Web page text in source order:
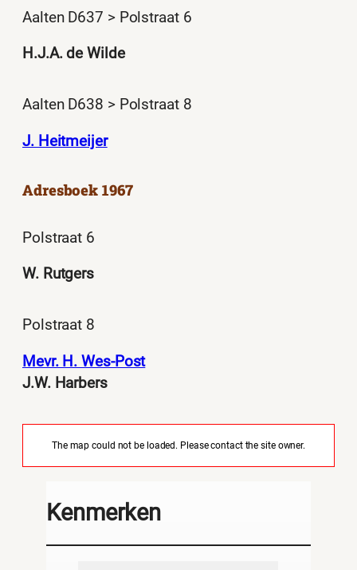
Aalten D637 > Polstraat 6
H.J.A. de Wilde
Aalten D638 > Polstraat 8
J. Heitmeijer
Adresboek 1967
Polstraat 6
W. Rutgers
Polstraat 8
Mevr. H. Wes-Post
J.W. Harbers
The map could not be loaded. Please contact the site owner.
Kenmerken